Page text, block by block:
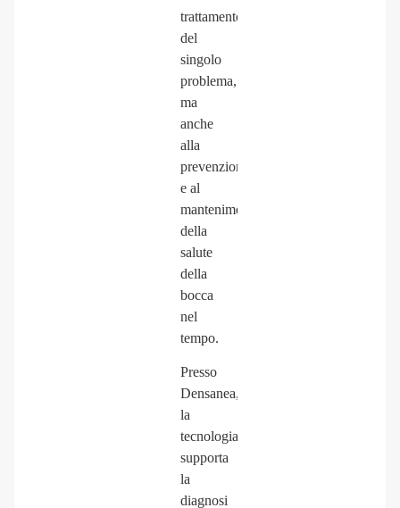
trattamento
del
singolo
problema,
ma
anche
alla
prevenzione
e al
mantenimento
della
salute
della
bocca
nel
tempo.
Presso
Densanea,
la
tecnologia
supporta
la
diagnosi